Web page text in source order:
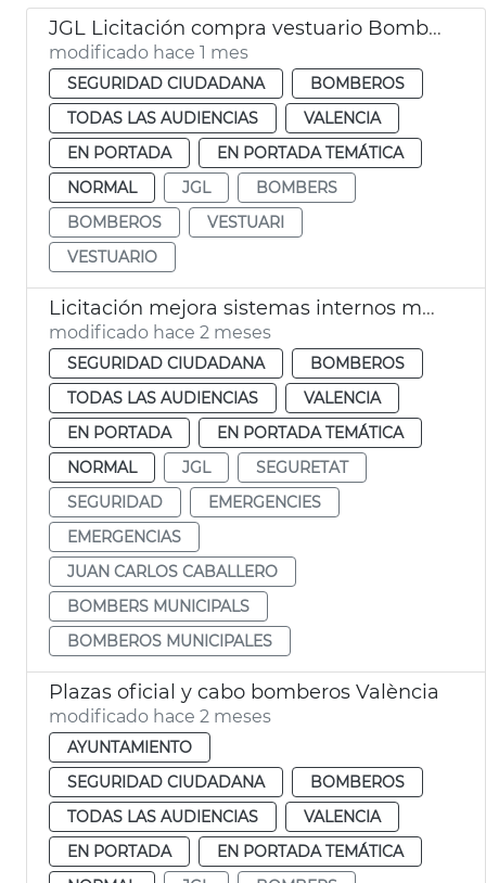
JGL Licitación compra vestuario Bomberos València
modificado hace 1 mes
SEGURIDAD CIUDADANA
BOMBEROS
TODAS LAS AUDIENCIAS
VALENCIA
EN PORTADA
EN PORTADA TEMÁTICA
NORMAL
JGL
BOMBERS
BOMBEROS
VESTUARI
VESTUARIO
Licitación mejora sistemas internos megafonía comunicación Bomberos València
modificado hace 2 meses
SEGURIDAD CIUDADANA
BOMBEROS
TODAS LAS AUDIENCIAS
VALENCIA
EN PORTADA
EN PORTADA TEMÁTICA
NORMAL
JGL
SEGURETAT
SEGURIDAD
EMERGENCIES
EMERGENCIAS
JUAN CARLOS CABALLERO
BOMBERS MUNICIPALS
BOMBEROS MUNICIPALES
Plazas oficial y cabo bomberos València
modificado hace 2 meses
AYUNTAMIENTO
SEGURIDAD CIUDADANA
BOMBEROS
TODAS LAS AUDIENCIAS
VALENCIA
EN PORTADA
EN PORTADA TEMÁTICA